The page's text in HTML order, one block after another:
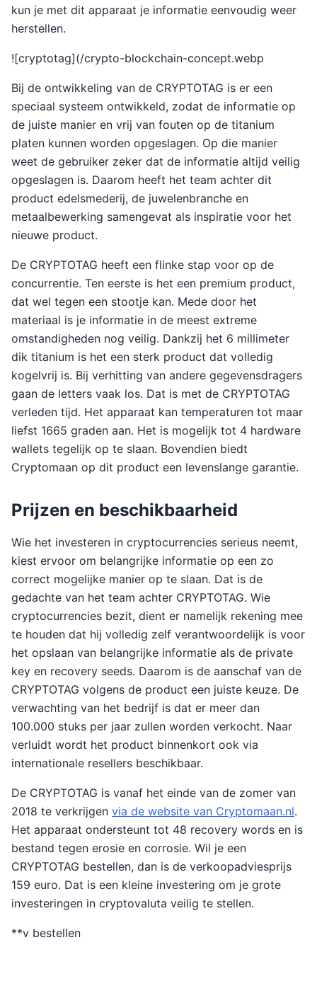
kun je met dit apparaat je informatie eenvoudig weer
herstellen.
![cryptotag](/crypto-blockchain-concept.webp
Bij de ontwikkeling van de CRYPTOTAG is er een
speciaal systeem ontwikkeld, zodat de informatie op
de juiste manier en vrij van fouten op de titanium
platen kunnen worden opgeslagen. Op die manier
weet de gebruiker zeker dat de informatie altijd veilig
opgeslagen is. Daarom heeft het team achter dit
product edelsmederij, de juwelenbranche en
metaalbewerking samengevat als inspiratie voor het
nieuwe product.
De CRYPTOTAG heeft een flinke stap voor op de
concurrentie. Ten eerste is het een premium product,
dat wel tegen een stootje kan. Mede door het
materiaal is je informatie in de meest extreme
omstandigheden nog veilig. Dankzij het 6 millimeter
dik titanium is het een sterk product dat volledig
kogelvrij is. Bij verhitting van andere gegevensdragers
gaan de letters vaak los. Dat is met de CRYPTOTAG
verleden tijd. Het apparaat kan temperaturen tot maar
liefst 1665 graden aan. Het is mogelijk tot 4 hardware
wallets tegelijk op te slaan. Bovendien biedt
Cryptomaan op dit product een levenslange garantie.
Prijzen en beschikbaarheid
Wie het investeren in cryptocurrencies serieus neemt,
kiest ervoor om belangrijke informatie op een zo
correct mogelijke manier op te slaan. Dat is de
gedachte van het team achter CRYPTOTAG. Wie
cryptocurrencies bezit, dient er namelijk rekening mee
te houden dat hij volledig zelf verantwoordelijk is voor
het opslaan van belangrijke informatie als de private
key en recovery seeds. Daarom is de aanschaf van de
CRYPTOTAG volgens de product een juiste keuze. De
verwachting van het bedrijf is dat er meer dan
100.000 stuks per jaar zullen worden verkocht. Naar
verluidt wordt het product binnenkort ook via
internationale resellers beschikbaar.
De CRYPTOTAG is vanaf het einde van de zomer van
2018 te verkrijgen via de website van Cryptomaan.nl.
Het apparaat ondersteunt tot 48 recovery words en is
bestand tegen erosie en corrosie. Wil je een
CRYPTOTAG bestellen, dan is de verkoopadviesprijs
159 euro. Dat is een kleine investering om je grote
investeringen in cryptovaluta veilig te stellen.
**v bestellen